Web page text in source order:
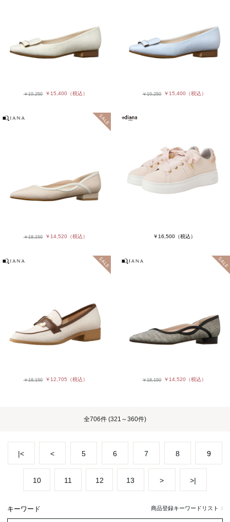
￥19,250 ￥15,400（税込） ￥19,250 ￥15,400 （税込）
￥18,150 ￥14,520（税込） ￥16,500 （税込）
￥18,150 ￥12,705 （税込） ￥18,150 ￥14,520 （税込）
全706件 (321～360件)
|< < 5 6 7 8 9
10 11 12 13 > >|
キーワード 商品登録キーワードリスト